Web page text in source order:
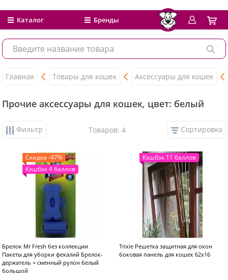
Каталог Бренды
Главная Товары для кошек Аксессуары для кошек
Прочие аксессуары для кошек, цвет: белый
Фильтр Товаров: 4 Сортировка
Скидка -47%
Кэшбэк 4 баллов
Брелок Mr Fresh без коллекции
Пакеты для уборки фекалий Брелок-
держатель + сменный рулон белый
большой
Кэшбэк 11 баллов
Trixie Решетка защитная для окон
боковая панель для кошек 62x16